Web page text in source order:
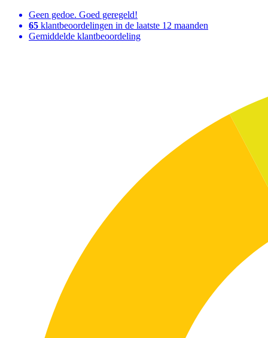
Geen gedoe. Goed geregeld!
65 klantbeoordelingen in de laatste 12 maanden
Gemiddelde klantbeoordeling